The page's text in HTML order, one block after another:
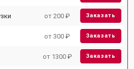
от 200 ₽ Заказать
от 300 ₽ Заказать
от 1300 ₽ Заказать